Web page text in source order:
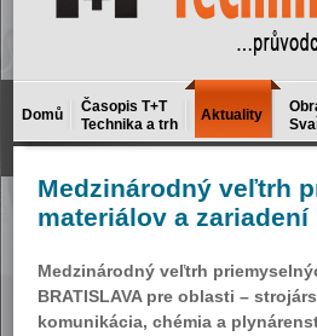
Domů
Časopis T+T
Technika a trh
Aktuality
Medzinárodný veľtrh
materiálov a zariadení
Medzinárodný veľtrh
BRATISLAVA pre oblasti –
komunikácia, chémia a